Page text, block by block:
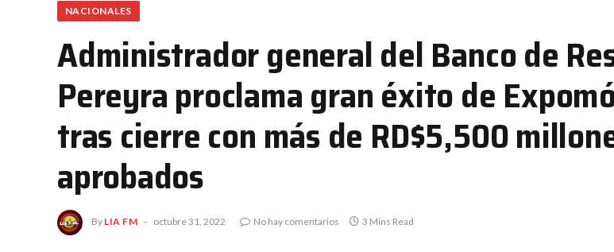
NACIONALES
Administrador general del Banco de
Pereyra proclama gran éxito de
tras cierre con más de RD$5,500
aprobados
By LIA FM octubre 31, 2022 No hay comentarios 3 Mins Read